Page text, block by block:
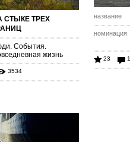
СТЫКЕ ТРЕХ
События.
жизнь
3534
название
номинация
23 1